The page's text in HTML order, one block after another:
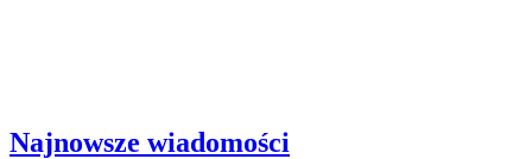
Najnowsze wiadomości